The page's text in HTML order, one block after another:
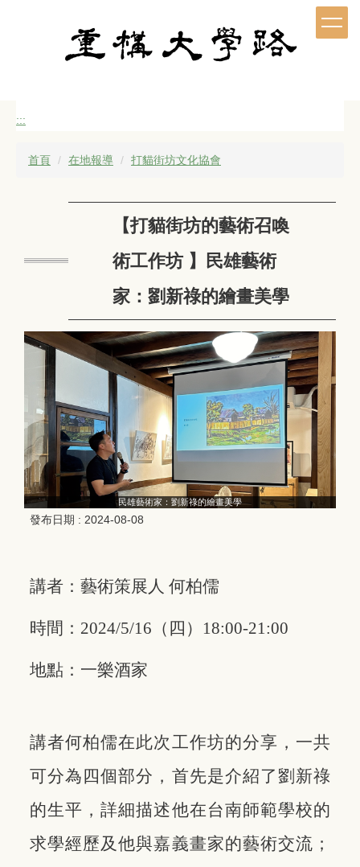
:::
首頁 在地報導 打貓街坊文化協會
【打貓街坊的藝術召喚
術工作坊 】民雄藝術
家：劉新祿的繪畫美學
民雄藝術家：劉新祿的繪畫美學
發布日期 : 2024-08-08
講者：藝術策展人 何柏儒
時間：2024/5/16（四）18:00-21:00
地點：一樂酒家
講者何柏儒在此次工作坊的分享，一共
可分為四個部分，首先是介紹了劉新祿
的生平，詳細描述他在台南師範學校的
求學經歷及他與嘉義畫家的藝術交流；